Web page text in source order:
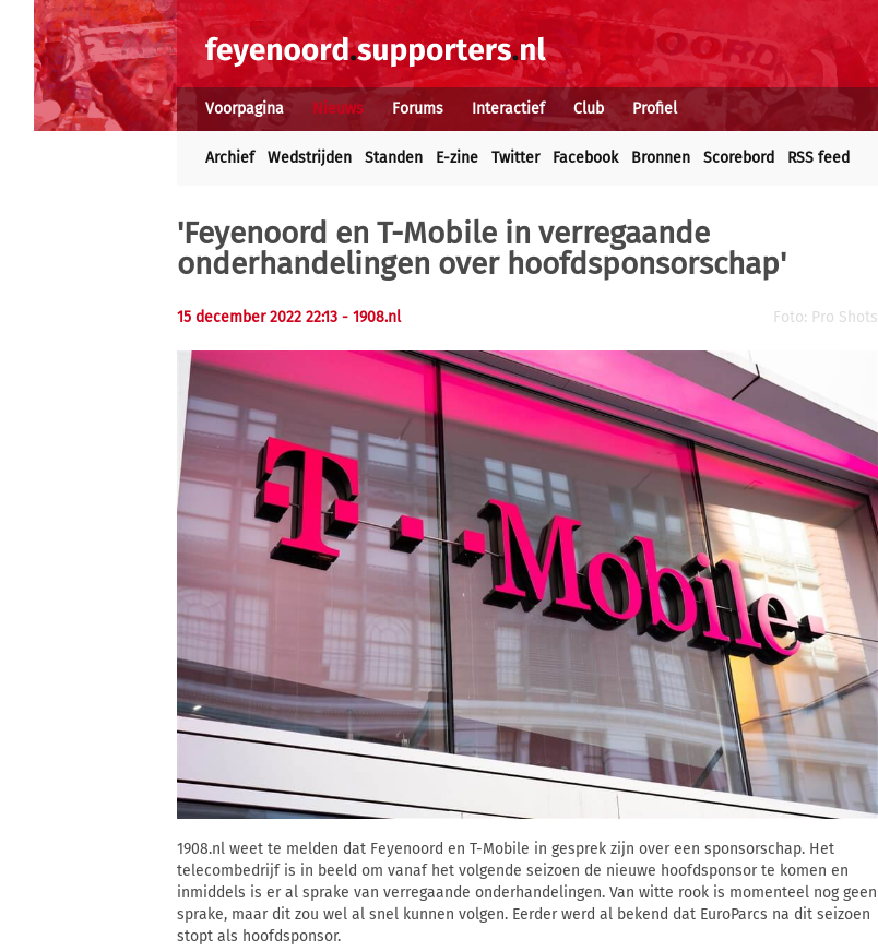
Voorpagina Nieuws Forums Interactief Club Profiel
Archief Wedstrijden Standen E-zine Twitter Facebook Bronnen Scorebord RSS feed
'Feyenoord en T-Mobile in verregaande
onderhandelingen over hoofdsponsorschap'
15 december 2022 22:13 - 1908.nl Foto: Pro Shots
1908.nl weet te melden dat Feyenoord en T-Mobile in gesprek zijn over een sponsorschap. Het
telecombedrijf is in beeld om vanaf het volgende seizoen de nieuwe hoofdsponsor te komen en
inmiddels is er al sprake van verregaande onderhandelingen. Van witte rook is momenteel nog geen
sprake, maar dit zou wel al snel kunnen volgen. Eerder werd al bekend dat EuroParcs na dit seizoen
stopt als hoofdsponsor.